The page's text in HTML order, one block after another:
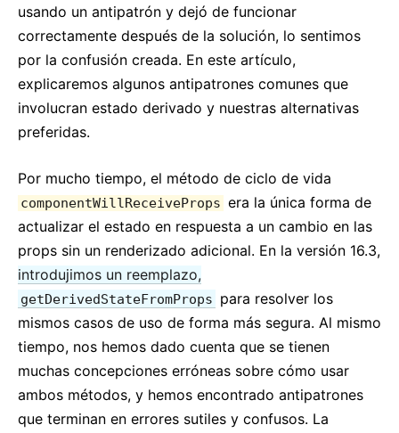
usando un antipatrón y dejó de funcionar
correctamente después de la solución, lo sentimos
por la confusión creada. En este artículo,
explicaremos algunos antipatrones comunes que
involucran estado derivado y nuestras alternativas
preferidas.
Por mucho tiempo, el método de ciclo de vida
componentWillReceiveProps era la única forma de
actualizar el estado en respuesta a un cambio en las
props sin un renderizado adicional. En la versión 16.3,
introdujimos un reemplazo,
getDerivedStateFromProps para resolver los
mismos casos de uso de forma más segura. Al mismo
tiempo, nos hemos dado cuenta que se tienen
muchas concepciones erróneas sobre cómo usar
ambos métodos, y hemos encontrado antipatrones
que terminan en errores sutiles y confusos. La